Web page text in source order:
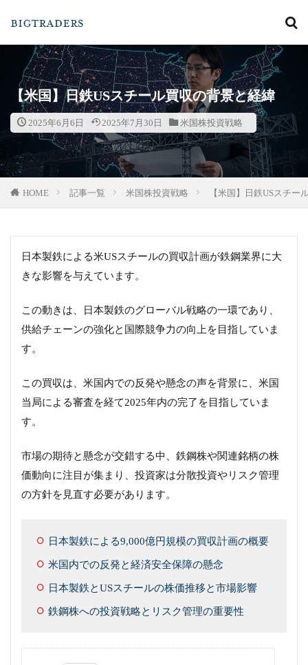
【米国】日鉄USスチール買収の背景と経緯
2025年6月6日 2025年7月30日 米国株投資戦略
HOME 記事一覧 米国株投資戦略 【米国】日鉄USスチー
日本製鉄による米USスチールの買収計画が鉄鋼業界に大
きな影響を与えています。
この動きは、日本製鉄のグローバル戦略の一環であり、
供給チェーンの強化と国際競争力の向上を目指していま
す。
この買収は、米国内での反発や懸念の声を背景に、米国
当局による審査を経て2025年内の完了を目指していま
す。
市場の期待と懸念が交錯する中、鉄鋼株や関連銘柄の株
価動向に注目が集まり、投資家は分散投資やリスク管理
の方針を見直す必要があります。
日本製鉄による9,000億円規模の買収計画の概要
米国内での反発と経済安全保障の懸念
日本製鉄とUSスチールの株価推移と市場影響
鉄鋼株への投資戦略とリスク管理の重要性
カテゴリー
検索